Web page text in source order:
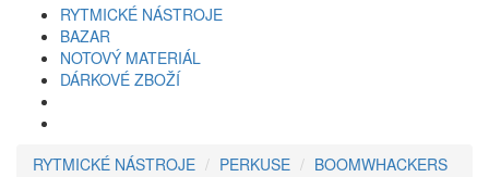
RYTMICKÉ NÁSTROJE
BAZAR
NOTOVÝ MATERIÁL
DÁRKOVÉ ZBOŽÍ
RYTMICKÉ NÁSTROJE PERKUSE BOOMWHACKERS